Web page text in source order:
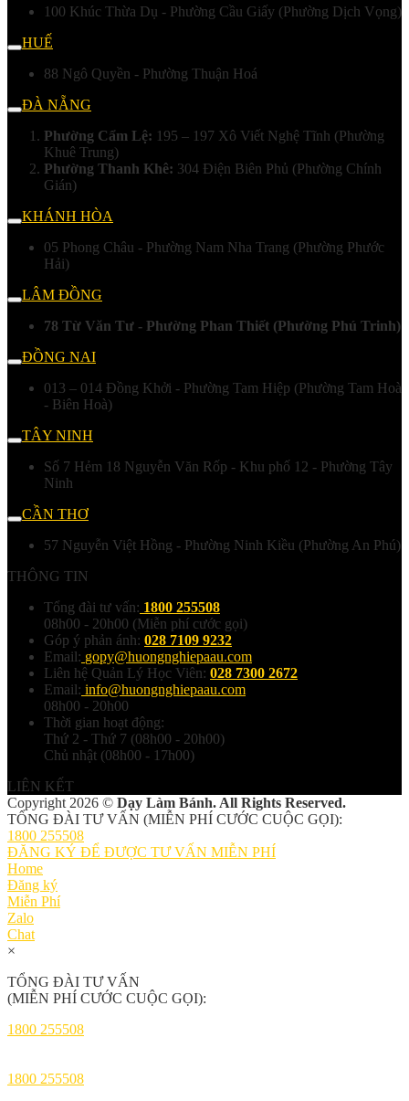
100 Khúc Thừa Dụ - Phường Cầu Giấy (Phường Dịch Vọng)
HUẾ
88 Ngô Quyền - Phường Thuận Hoá
ĐÀ NẴNG
Phường Cẩm Lệ: 195 – 197 Xô Viết Nghệ Tĩnh (Phường
Khuê Trung)
Phường Thanh Khê: 304 Điện Biên Phủ (Phường Chính
Gián)
KHÁNH HÒA
05 Phong Châu - Phường Nam Nha Trang (Phường Phước
Hải)
LÂM ĐỒNG
78 Từ Văn Tư - Phường Phan Thiết (Phường Phú Trinh)
ĐỒNG NAI
013 – 014 Đồng Khởi - Phường Tam Hiệp (Phường Tam Hoà
- Biên Hoà)
TÂY NINH
Số 7 Hẻm 18 Nguyễn Văn Rốp - Khu phố 12 - Phường Tây
Ninh
CẦN THƠ
57 Nguyễn Việt Hồng - Phường Ninh Kiều (Phường An Phú)
THÔNG TIN
Tổng đài tư vấn: 1800 255508
08h00 - 20h00 (Miễn phí cước gọi)
Góp ý phản ánh: 028 7109 9232
Email: gopy@huongnghiepaau.com
Liên hệ Quản Lý Học Viên: 028 7300 2672
Email: info@huongnghiepaau.com
08h00 - 20h00
Thời gian hoạt động:
Thứ 2 - Thứ 7 (08h00 - 20h00)
Chủ nhật (08h00 - 17h00)
LIÊN KẾT
Copyright 2026 © Dạy Làm Bánh. All Rights Reserved.
TỔNG ĐÀI TƯ VẤN (MIỄN PHÍ CƯỚC CUỘC GỌI):
1800 255508
ĐĂNG KÝ ĐỂ ĐƯỢC TƯ VẤN MIỄN PHÍ
Home
Đăng ký
Miễn Phí
Zalo
Chat
×
TỔNG ĐÀI TƯ VẤN
(MIỄN PHÍ CƯỚC CUỘC GỌI):
1800 255508
1800 255508